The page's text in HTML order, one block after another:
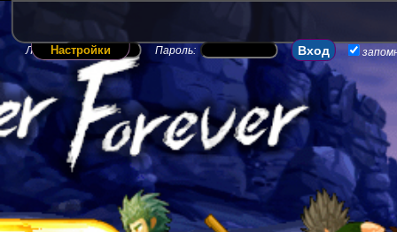
Логин: Пароль:
Настройки